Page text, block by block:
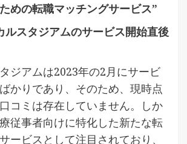
めの転職マッチングサービス”
ルスタジアムのサービス開始直後
ジアムは2023年の2月にサービ
かりであり、そのため、現時点
コミは存在していません。しか
従事者向けに特化した新たな転
ービスとして注目されており、